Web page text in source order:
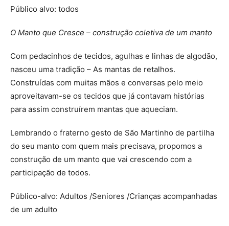
Público alvo: todos
O Manto que Cresce – construção coletiva de um manto
Com pedacinhos de tecidos, agulhas e linhas de algodão,
nasceu uma tradição – As mantas de retalhos.
Construídas com muitas mãos e conversas pelo meio
aproveitavam-se os tecidos que já contavam histórias
para assim construírem mantas que aqueciam.
Lembrando o fraterno gesto de São Martinho de partilha
do seu manto com quem mais precisava, propomos a
construção de um manto que vai crescendo com a
participação de todos.
Público-alvo: Adultos /Seniores /Crianças acompanhadas
de um adulto